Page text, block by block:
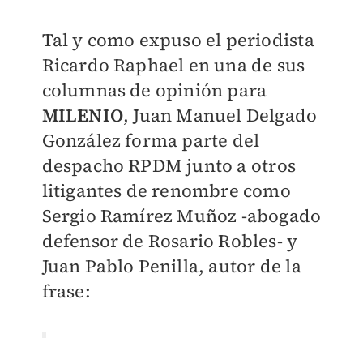
Tal y como expuso el periodista
Ricardo Raphael en una de sus
columnas de opinión para
MILENIO, Juan Manuel Delgado
González forma parte del
despacho RPDM junto a otros
litigantes de renombre como
Sergio Ramírez Muñoz -abogado
defensor de Rosario Robles- y
Juan Pablo Penilla, autor de la
frase: